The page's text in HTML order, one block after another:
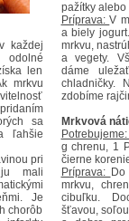
každej
odolné
len
mrkvu
sa
ľahšie
pri
mali
Je
chorôb
pažítky
Príprava:V
a biely
mrkvu,
a vegety.
dáme
chladničky.
zdobíme
Mrkvová
Potrebujeme:
g chrenu, 1
čierne
Príprava:
mrkvu,
cibuľku.
šťavou,